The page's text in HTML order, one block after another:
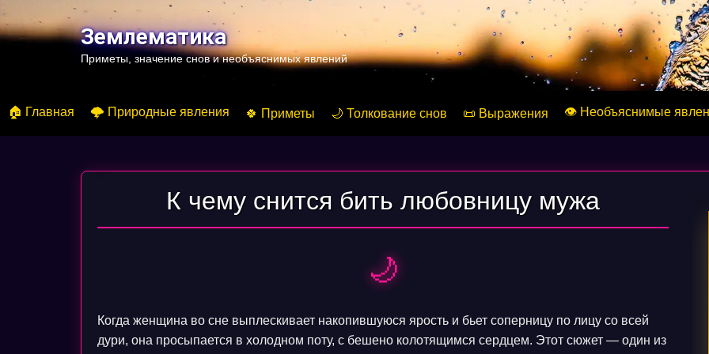
к
содержимомуЗемлематика
Приметы, значение снов и необъяснимых явлений
🏠 Главная 🌩️ Природные явления 🍀 Приметы 🌙 Толкование снов 📜 Выражения 👁️ Необъяснимые
К чему снится бить любовницу мужа
🌙
Когда женщина во сне выплескивает накопившуюся ярость и бьет соперницу по лицу со всей
дури, она просыпается в холодном поту, с бешено колотящимся сердцем. Этот сюжет — один из